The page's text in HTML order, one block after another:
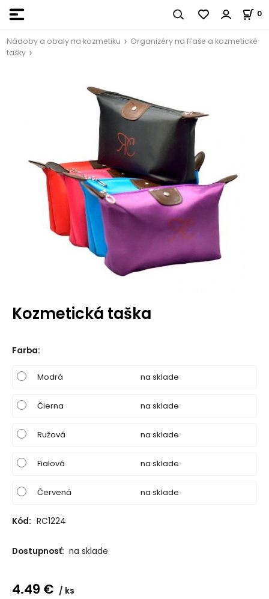
0
Nádoby a obaly na kozmetiku
Organizéry na fľaše a kozmetické
tašky
Kozmetická taška
Farba:
Modrá na sklade
Čierna na sklade
Ružová na sklade
Fialová na sklade
Červená na sklade
Kód: RC1224
Dostupnosť: na sklade
4.49 € ks